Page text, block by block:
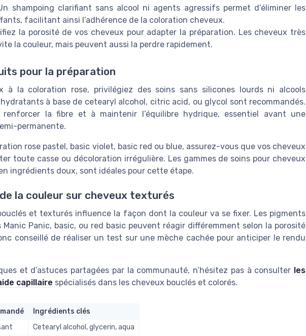
shampoing clarifiant sans alcool ni agents agressifs permet d’éliminer les
facilitant ainsi l’adhérence de la coloration cheveux.
la porosité de vos cheveux pour adapter la préparation. Les cheveux très
la couleur, mais peuvent aussi la perdre rapidement.
pour la préparation
à la coloration rose, privilégiez des soins sans silicones lourds ni alcools
à base de cetearyl alcohol, citric acid, ou glycol sont recommandés.
renforcer la fibre et à maintenir l’équilibre hydrique, essentiel avant une
permanente.
rose pastel, basic violet, basic red ou blue, assurez-vous que vos cheveux
toute casse ou décoloration irrégulière. Les gammes de soins pour cheveux
ingrédients doux, sont idéales pour cette étape.
la couleur sur cheveux texturés
et texturés influence la façon dont la couleur va se fixer. Les pigments
Panic, basic, ou red basic peuvent réagir différemment selon la porosité
conseillé de réaliser un test sur une mèche cachée pour anticiper le rendu
et d’astuces partagées par la communauté, n’hésitez pas à consulter les
capillaire spécialisés dans les cheveux bouclés et colorés.
Ingrédients clés
Cetearyl alcohol, glycerin, aqua